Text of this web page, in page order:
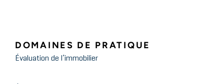
DOMAINES DE PRATIQUE
Évaluation de l’immobilier